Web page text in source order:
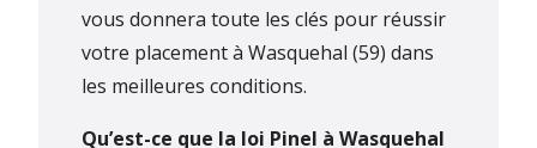
vous donnera toute les clés pour réussir
votre placement à Wasquehal (59) dans
les meilleures conditions.
Qu’est-ce que la loi Pinel à Wasquehal